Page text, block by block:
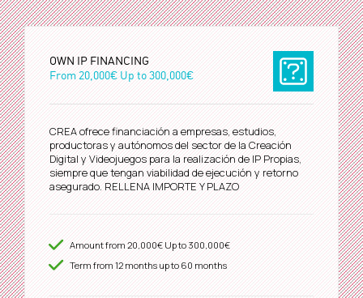
OWN IP FINANCING
From20,000€Up to300,000€
CREA ofrece financiación a empresas, estudios,
productoras y autónomos del sector de la Creación
Digital y Videojuegos para la realización de IP Propias,
siempre que tengan viabilidad de ejecución y retorno
asegurado. RELLENA IMPORTE Y PLAZO
Amount from20,000€Up to300,000€
Term from12months up to 60 months